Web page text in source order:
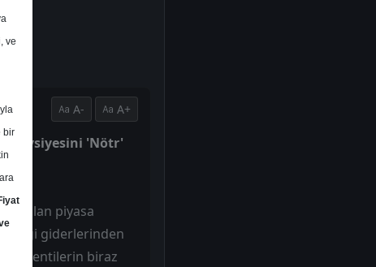
A- A+
tavsiyesini 'Nötr'
olan piyasa
vergi giderlerinden
beklentilerin biraz
ve
bir